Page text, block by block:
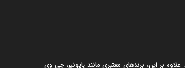
بر این، برندهای معتبری مانند پایونیر، جی وی